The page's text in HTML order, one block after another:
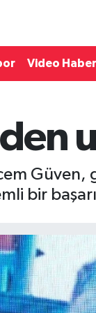
Video Haber
Güven,
bir